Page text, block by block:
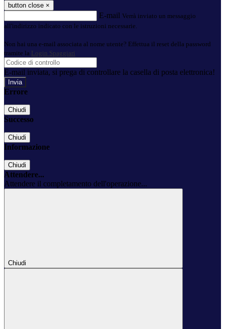
button close ×
E-mail Verrà inviato un messaggio
all'indirizzo indicato con le istruzioni necessarie.
Non hai una e-mail associata al nome utente? Effettua il reset della password
tramite la Login Spaggiari
E-mail inviata, si prega di controllare la casella di posta elettronica!
Errore
Chiudi
Successo
Chiudi
Informazione
Chiudi
Attendere...
Attendere il completamento dell'operazione...
Chiudi